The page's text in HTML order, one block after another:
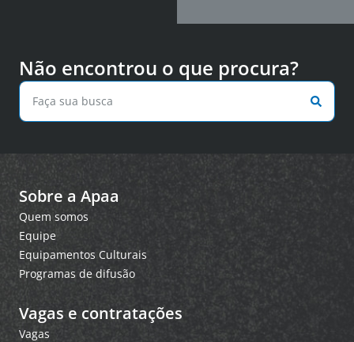
Não encontrou o que procura?
Sobre a Apaa
Quem somos
Equipe
Equipamentos Culturais
Programas de difusão
Vagas e contratações
Vagas